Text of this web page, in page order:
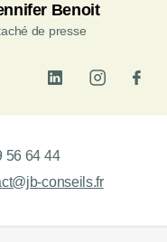
Benoit
de presse
56 64 44
conseils.fr